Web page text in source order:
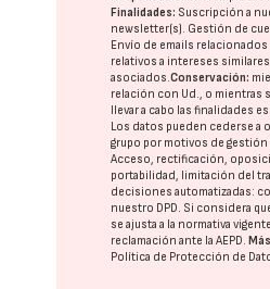
Finalidades: Suscripción a
newsletter(s). Gestión de
Envío de emails relacionados
relativos a intereses
asociados.Conservación:
relación con Ud., o mientras
llevar a cabo las finalidades
Los datos pueden cederse a
grupo por motivos de
Acceso, rectificación,
portabilidad, limitación del
decisiones automatizadas:
nuestro DPD . Si considera
se ajusta a la normativa
reclamación ante laAEPD .
Política de Protección de